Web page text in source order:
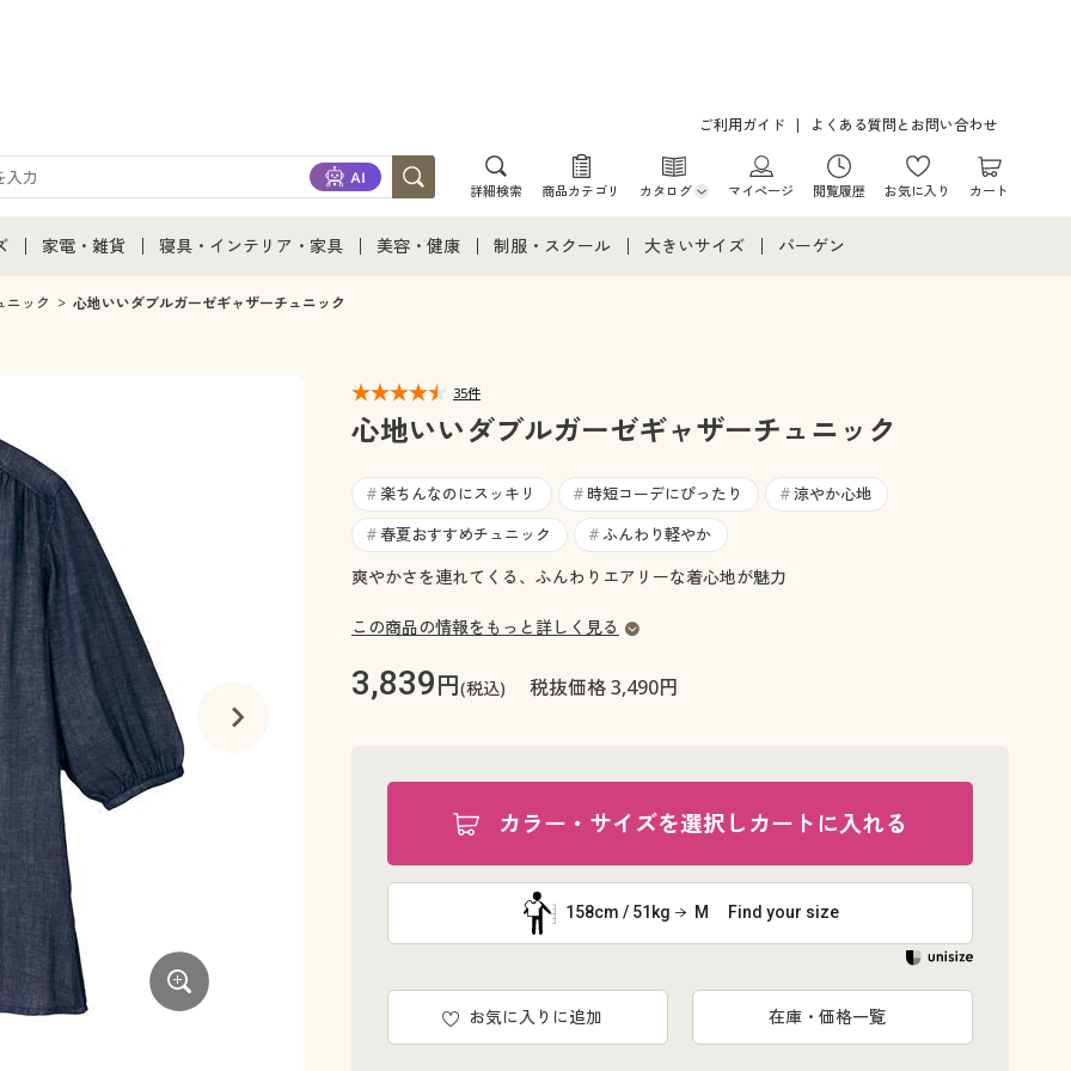
ご利用ガイド よくある質問とお問い合わせ
詳細検索 商品カテゴリ カタログ
カタログ・チラシからのご注文
マイページ 閲覧履歴 お気に入り カート
通販すべて
家電・雑貨
家電・雑貨すべて
寝具・インテリア・家具
寝具・インテリア・家具通販すべて
カーテン・ラグ・ファブリック
美容・健康 制服・スクール
ジュニア・ティーンズ下着
大きいサイズ
大きいサイズ レディース下着
大きいサイズ メンズ
大きいサイズ 事務・制服
バーゲン
ニック 心地いいダブルガーゼギャザーチュニック
35件
心地いいダブルガーゼギャザーチュニック
# 楽ちんなのにスッキリ # 時短コーデにぴったり # 涼やか心地
# 春夏おすすめチュニック # ふんわり軽やか
爽やかさを連れてくる、ふんわりエアリーな着心地が魅力
この商品の情報をもっと詳しく見る
3,839円(税込) 税抜価格 3,490円
カラー・サイズを選択しカートに入れる
158cm / 51kg M Find your size
お気に入りに追加 在庫・価格一覧